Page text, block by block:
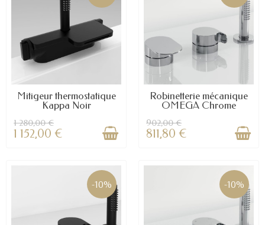
Mitigeur thermostatique
Kappa Noir
1 280,00 €
1 152,00 €
Robinetterie mécanique
OMEGA Chrome
902,00 €
811,80 €
-10% -10%